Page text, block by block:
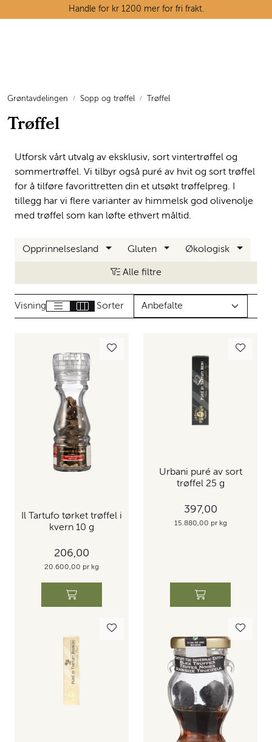
Skip to main contentHandle for kr 1200 mer for fri frakt.
Grøntavdelingen Sopp og trøffel Trøffel
Trøffel
Utforsk vårt utvalg av eksklusiv, sort vintertrøffel og
sommertrøffel. Vi tilbyr også puré av hvit og sort trøffel
for å tilføre favorittretten din et utsøkt trøffelpreg. I
tillegg har vi flere varianter av himmelsk god olivenolje
med trøffel som kan løfte ethvert måltid.
Opprinnelsesland Gluten Økologisk
Alle filtre
Visning Sorter
Il Tartufo tørket trøffel i
kvern 10 g
206,00
20.600,00 pr kg
Urbani puré av sort
trøffel 25 g
397,00
15.880,00 pr kg
Tørrvarehylla
Oppskrifter
Kunnskapshjørnet